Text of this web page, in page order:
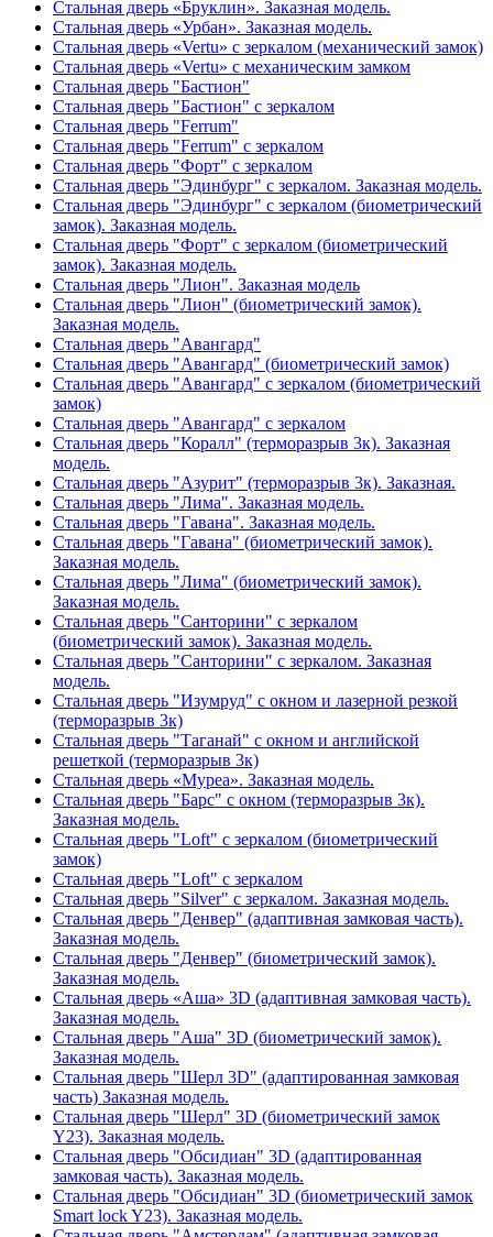
Стальная дверь «Бруклин». Заказная модель.
Стальная дверь «Урбан». Заказная модель.
Стальная дверь «Vertu» с зеркалом (механический замок)
Стальная дверь «Vertu» с механическим замком
Стальная дверь "Бастион"
Стальная дверь "Бастион" с зеркалом
Стальная дверь "Ferrum"
Стальная дверь "Ferrum" с зеркалом
Стальная дверь "Форт" с зеркалом
Стальная дверь "Эдинбург" с зеркалом. Заказная модель.
Стальная дверь "Эдинбург" с зеркалом (биометрический
замок). Заказная модель.
Стальная дверь "Форт" с зеркалом (биометрический
замок). Заказная модель.
Стальная дверь "Лион". Заказная модель
Стальная дверь "Лион" (биометрический замок).
Заказная модель.
Стальная дверь "Авангард"
Стальная дверь "Авангард" (биометрический замок)
Стальная дверь "Авангард" с зеркалом (биометрический
замок)
Стальная дверь "Авангард" с зеркалом
Стальная дверь "Коралл" (терморазрыв 3к). Заказная
модель.
Стальная дверь "Азурит" (терморазрыв 3к). Заказная.
Стальная дверь "Лима". Заказная модель.
Стальная дверь "Гавана". Заказная модель.
Стальная дверь "Гавана" (биометрический замок).
Заказная модель.
Стальная дверь "Лима" (биометрический замок).
Заказная модель.
Стальная дверь "Санторини" с зеркалом
(биометрический замок). Заказная модель.
Стальная дверь "Санторини" с зеркалом. Заказная
модель.
Стальная дверь "Изумруд" с окном и лазерной резкой
(терморазрыв 3к)
Стальная дверь "Таганай" с окном и английской
решеткой (терморазрыв 3к)
Стальная дверь «Муреа». Заказная модель.
Стальная дверь "Барс" с окном (терморазрыв 3к).
Заказная модель.
Стальная дверь "Loft" с зеркалом (биометрический
замок)
Стальная дверь "Loft" с зеркалом
Стальная дверь "Silver" с зеркалом. Заказная модель.
Стальная дверь "Денвер" (адаптивная замковая часть).
Заказная модель.
Стальная дверь "Денвер" (биометрический замок).
Заказная модель.
Стальная дверь «Аша» 3D (адаптивная замковая часть).
Заказная модель.
Стальная дверь "Аша" 3D (биометрический замок).
Заказная модель.
Стальная дверь "Шерл 3D" (адаптированная замковая
часть) Заказная модель.
Стальная дверь "Шерл" 3D (биометрический замок
Y23). Заказная модель.
Стальная дверь "Обсидиан" 3D (адаптированная
замковая часть). Заказная модель.
Стальная дверь "Обсидиан" 3D (биометрический замок
Smart lock Y23). Заказная модель.